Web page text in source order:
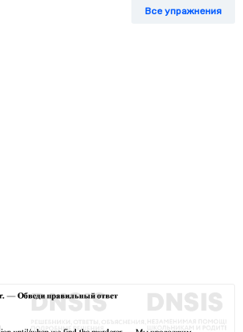
Все упражнения